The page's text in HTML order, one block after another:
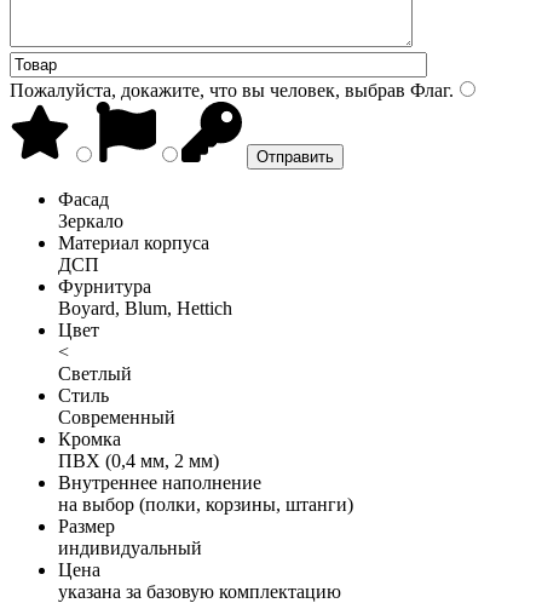
Пожалуйста, докажите, что вы человек, выбрав Флаг.
Фасад
Зеркало
Материал корпуса
ДСП
Фурнитура
Boyard, Blum, Hettich
Цвет
<
Светлый
Стиль
Современный
Кромка
ПВХ (0,4 мм, 2 мм)
Внутреннее наполнение
на выбор (полки, корзины, штанги)
Размер
индивидуальный
Цена
указана за базовую комплектацию